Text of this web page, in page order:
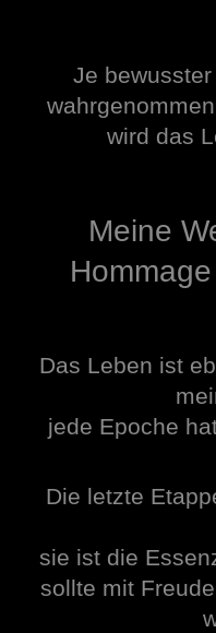
Je
wird das
Meine
Das Leben ist
jede Epoche
Die letzte
sie ist die
sollte mit